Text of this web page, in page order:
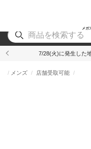
メガ
アウ
7/28(火)に発生した
メンズ 店舗受取可能